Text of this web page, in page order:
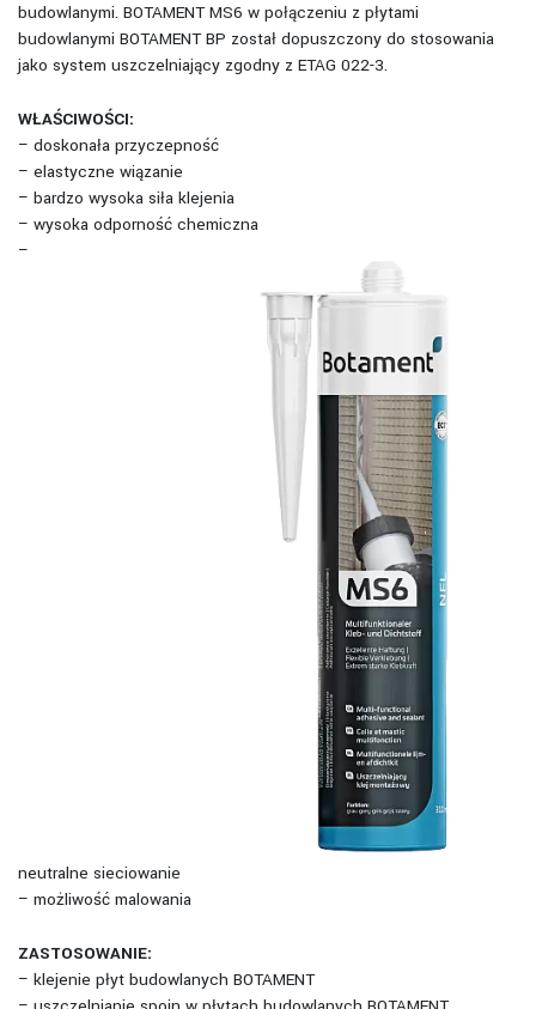
budowlanymi. BOTAMENT MS6 w połączeniu z płytami
budowlanymi BOTAMENT BP został dopuszczony do stosowania
jako system uszczelniający zgodny z ETAG 022-3.
WŁAŚCIWOŚCI:
– doskonała przyczepność
– elastyczne wiązanie
– bardzo wysoka siła klejenia
– wysoka odporność chemiczna
–
neutralne sieciowanie
– możliwość malowania
ZASTOSOWANIE:
– klejenie płyt budowlanych BOTAMENT